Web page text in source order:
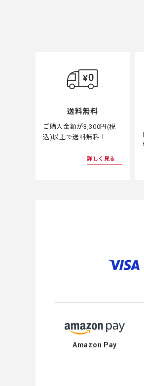
送料無料
ご購入金額が3,300円(税
込)以上で送料無料！
詳しく見る
Amazon Pay